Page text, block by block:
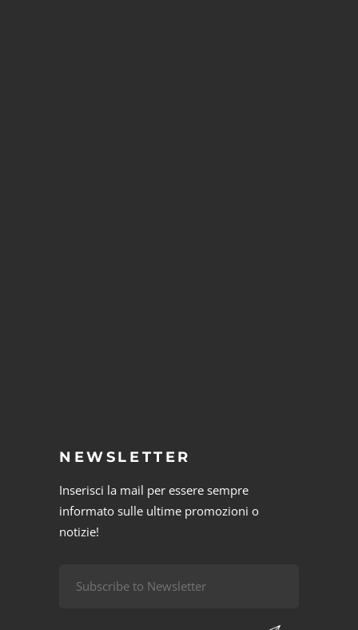
NEWSLETTER
Inserisci la mail per essere sempre
informato sulle ultime promozioni o
notizie!